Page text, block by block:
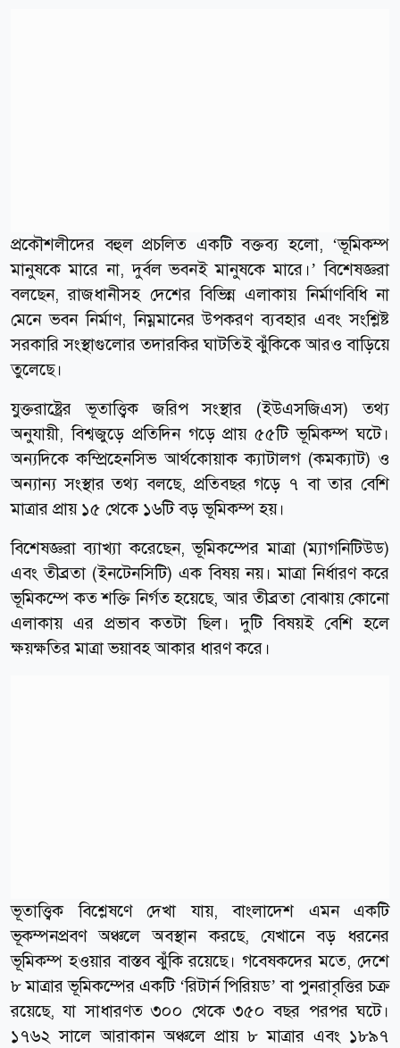
প্রকৌশলীদের বহুল প্রচলিত একটি বক্তব্য হলো, ‘ভূমিকম্প
মানুষকে মারে না, দুর্বল ভবনই মানুষকে মারে।’ বিশেষজ্ঞরা
বলছেন, রাজধানীসহ দেশের বিভিন্ন এলাকায় নির্মাণবিধি না
মেনে ভবন নির্মাণ, নিম্নমানের উপকরণ ব্যবহার এবং সংশ্লিষ্ট
সরকারি সংস্থাগুলোর তদারকির ঘাটতিই ঝুঁকিকে আরও বাড়িয়ে
তুলেছে।
যুক্তরাষ্ট্রের ভূতাত্ত্বিক জরিপ সংস্থার (ইউএসজিএস) তথ্য
অনুযায়ী, বিশ্বজুড়ে প্রতিদিন গড়ে প্রায় ৫৫টি ভূমিকম্প ঘটে।
অন্যদিকে কম্প্রিহেনসিভ আর্থকোয়াক ক্যাটালগ (কমক্যাট) ও
অন্যান্য সংস্থার তথ্য বলছে, প্রতিবছর গড়ে ৭ বা তার বেশি
মাত্রার প্রায় ১৫ থেকে ১৬টি বড় ভূমিকম্প হয়।
বিশেষজ্ঞরা ব্যাখ্যা করেছেন, ভূমিকম্পের মাত্রা (ম্যাগনিটিউড)
এবং তীব্রতা (ইনটেনসিটি) এক বিষয় নয়। মাত্রা নির্ধারণ করে
ভূমিকম্পে কত শক্তি নির্গত হয়েছে, আর তীব্রতা বোঝায় কোনো
এলাকায় এর প্রভাব কতটা ছিল। দুটি বিষয়ই বেশি হলে
ক্ষয়ক্ষতির মাত্রা ভয়াবহ আকার ধারণ করে।
ভূতাত্ত্বিক বিশ্লেষণে দেখা যায়, বাংলাদেশ এমন একটি
ভূকম্পনপ্রবণ অঞ্চলে অবস্থান করছে, যেখানে বড় ধরনের
ভূমিকম্প হওয়ার বাস্তব ঝুঁকি রয়েছে। গবেষকদের মতে, দেশে
৮ মাত্রার ভূমিকম্পের একটি ‘রিটার্ন পিরিয়ড’ বা পুনরাবৃত্তির চক্র
রয়েছে, যা সাধারণত ৩০০ থেকে ৩৫০ বছর পরপর ঘটে।
১৭৬২ সালে আরাকান অঞ্চলে প্রায় ৮ মাত্রার এবং ১৮৯৭